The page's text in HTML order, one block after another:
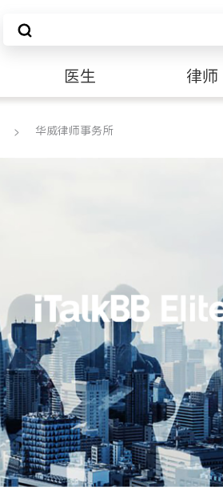
医生 律师
华威律师事务所